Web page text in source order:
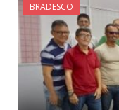
BRADESCO